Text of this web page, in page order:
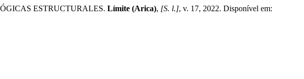
ESTRUCTURALES. Límite (Arica), [S. l.], v. 17, 2022. Disponível em: